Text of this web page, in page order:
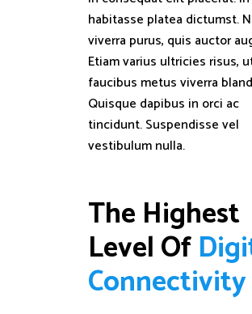
habitasse platea dictumst.
viverra purus, quis auctor
Etiam varius ultricies risus,
faucibus metus viverra
Quisque dapibus in orci ac
tincidunt. Suspendisse vel
vestibulum nulla.
The Highest
Level Of Digi
Connectivity